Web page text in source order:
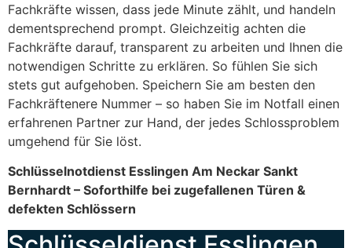
Fachkräfte wissen, dass jede Minute zählt, und handeln
dementsprechend prompt. Gleichzeitig achten die
Fachkräfte darauf, transparent zu arbeiten und Ihnen die
notwendigen Schritte zu erklären. So fühlen Sie sich
stets gut aufgehoben. Speichern Sie am besten den
Fachkräftenere Nummer – so haben Sie im Notfall einen
erfahrenen Partner zur Hand, der jedes Schlossproblem
umgehend für Sie löst.
Schlüsselnotdienst Esslingen Am Neckar Sankt
Bernhardt – Soforthilfe bei zugefallenen Türen &
defekten Schlössern